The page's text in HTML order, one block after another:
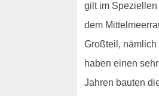
gilt im
dem
Großteil, nämlich
haben einen
Jahren bauten